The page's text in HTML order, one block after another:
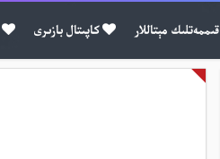
قىممەتلىك مېتاللار كاپىتال بازىرى